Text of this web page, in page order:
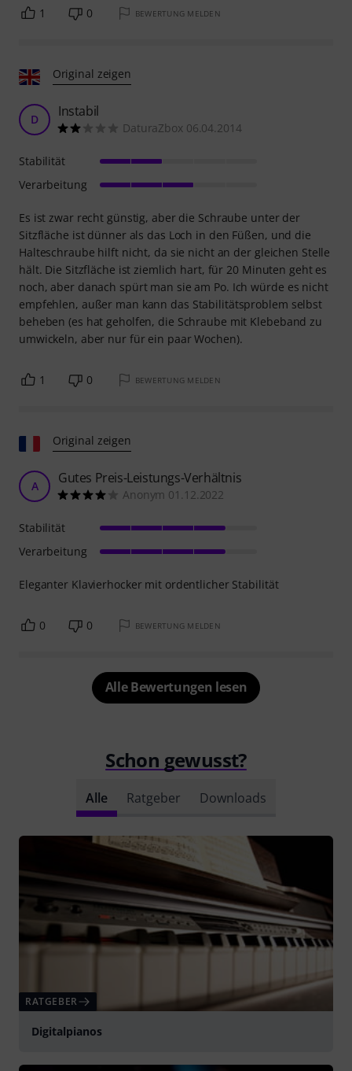
1 0 BEWERTUNG MELDEN
Original zeigen
D Instabil
DaturaZbox 06.04.2014
Es ist zwar recht günstig, aber die Schraube unter der
Sitzfläche ist dünner als das Loch in den Füßen, und die
Halteschraube hilft nicht, da sie nicht an der gleichen Stelle
hält. Die Sitzfläche ist ziemlich hart, für 20 Minuten geht es
noch, aber danach spürt man sie am Po. Ich würde es nicht
empfehlen, außer man kann das Stabilitätsproblem selbst
beheben (es hat geholfen, die Schraube mit Klebeband zu
umwickeln, aber nur für ein paar Wochen).
Stabilität
Verarbeitung
1 0 BEWERTUNG MELDEN
Original zeigen
A Gutes Preis-Leistungs-Verhältnis
Anonym 01.12.2022
Eleganter Klavierhocker mit ordentlicher Stabilität
Stabilität
Verarbeitung
0 0 BEWERTUNG MELDEN
Alle Bewertungen lesen
Schon gewusst?
Alle Ratgeber Downloads
RATGEBER
Digitalpianos